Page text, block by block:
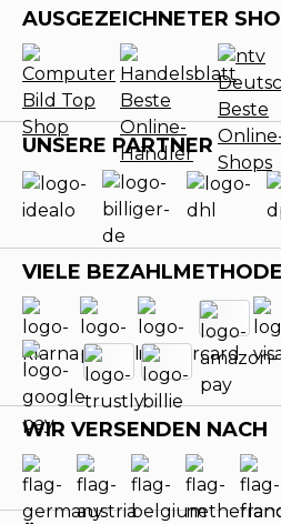
AUSGEZEICHNETER
UNSERE PARTNER
VIELE
WIR VERSENDEN NACH